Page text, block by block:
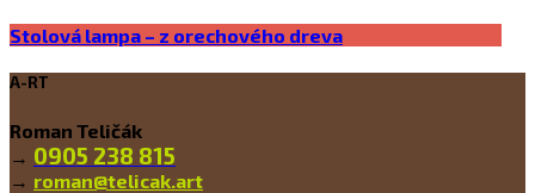
Stolová lampa – z orechového dreva
A-RT
Roman Teličák
→ 0905 238 815
→ roman@telicak.art